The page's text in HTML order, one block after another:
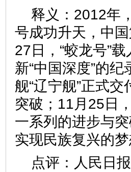
释义：2012年
号成功升天，中
27日，“蛟龙号”
新“中国深度”的
舰“辽宁舰”正式
突破；11月25日
一系列的进步与
实现民族复兴
点评：人民日